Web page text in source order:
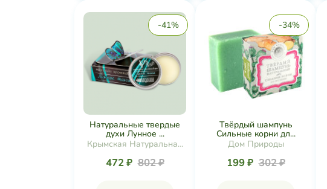
-41%
Натуральные твердые
духи Лунное ...
Крымская Натуральная
472 ₽ 802 ₽
-34%
Твёрдый шампунь
Сильные корни дл...
Дом Природы
199 ₽ 302 ₽